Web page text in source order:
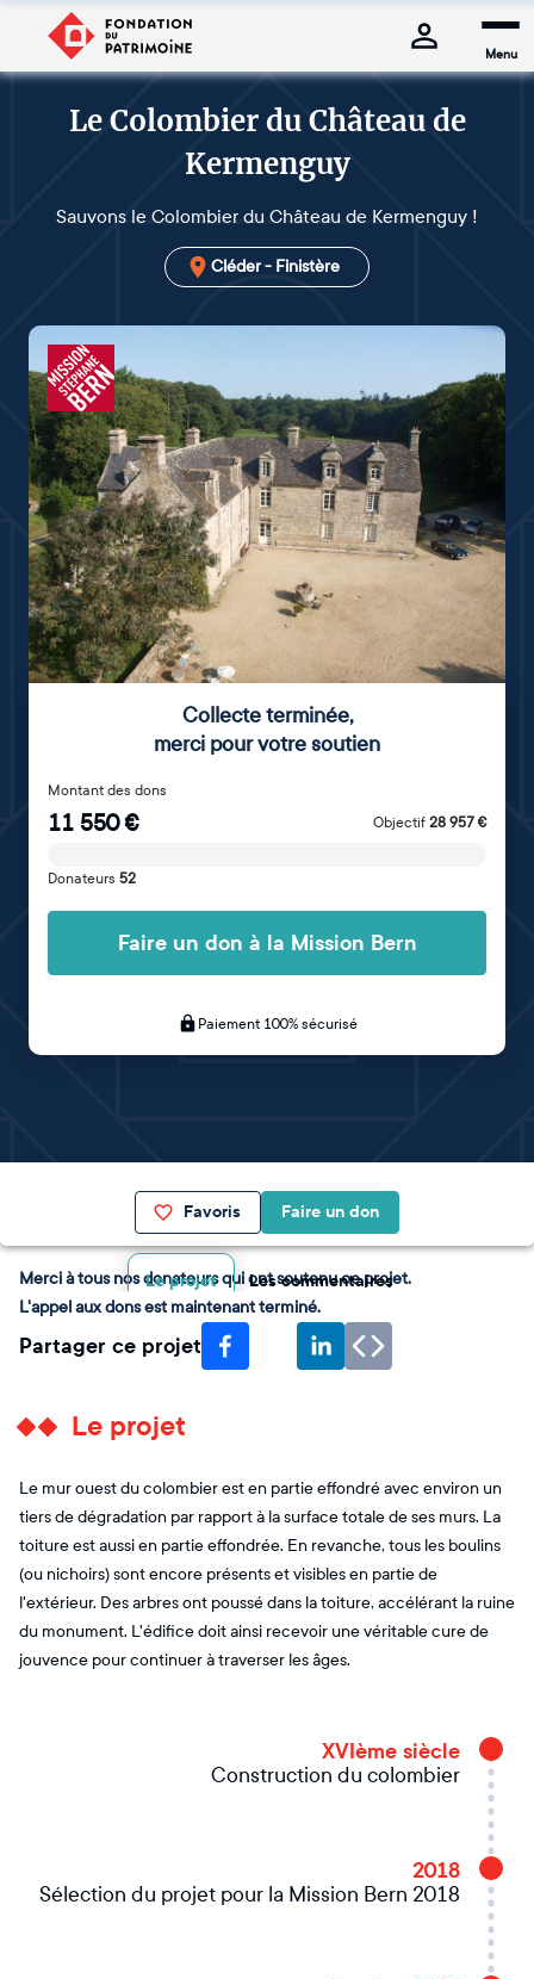
Menu
Le Colombier du Château de
Kermenguy
Sauvons le Colombier du Château de Kermenguy !
Cléder - Finistère
Collecte terminée,
merci pour votre soutien
Montant des dons
11 550€ Objectif 28 957 €
Donateurs 52
Faire un don à la Mission Bern
Paiement 100% sécurisé
Favoris Faire un don
Le projet Les commentaires
Merci à tous nos donateurs qui ont soutenu ce projet.
L'appel aux dons est maintenant terminé.
Partager ce projet
Le projet
Le mur ouest du colombier est en partie effondré avec environ un
tiers de dégradation par rapport à la surface totale de ses murs. La
toiture est aussi en partie effondrée. En revanche, tous les boulins
(ou nichoirs) sont encore présents et visibles en partie de
l'extérieur. Des arbres ont poussé dans la toiture, accélérant la ruine
du monument. L'édifice doit ainsi recevoir une véritable cure de
jouvence pour continuer à traverser les âges.
XVIème siècle
Construction du colombier
2018
Sélection du projet pour la Mission Bern 2018